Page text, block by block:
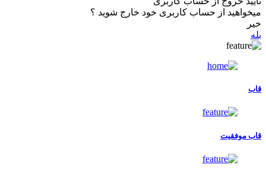
میخواهید از حساب کاربری خود خارج شوید ؟
خیر
بله
قاب
قاب موفقیت